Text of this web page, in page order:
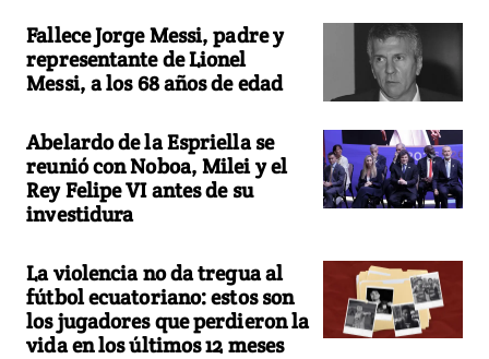
Fallece Jorge Messi, padre y
representante de Lionel
Messi, a los 68 años de edad
Abelardo de la Espriella se
reunió con Noboa, Milei y el
Rey Felipe VI antes de su
investidura
La violencia no da tregua al
fútbol ecuatoriano: estos son
los jugadores que perdieron la
vida en los últimos 12 meses